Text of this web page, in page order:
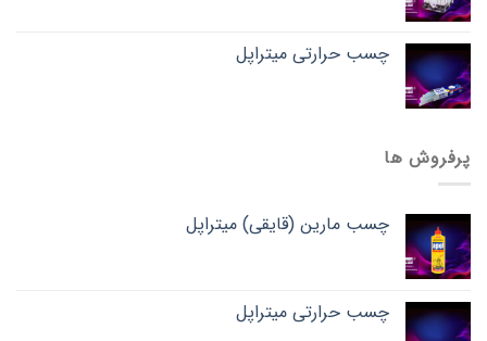
چسب حرارتی میتراپل
پرفروش ها
چسب مارین (قایقی) میتراپل
چسب حرارتی میتراپل